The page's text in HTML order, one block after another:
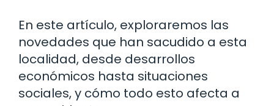
En este artículo, exploraremos las
novedades que han sacudido a esta
localidad, desde desarrollos
económicos hasta situaciones
sociales, y cómo todo esto afecta a